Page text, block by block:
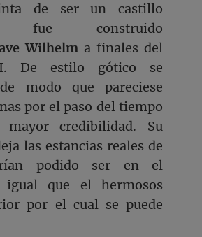
de ser un castillo
fue construido
Wilhelm a finales del
De estilo gótico se
modo que pareciese
por el paso del tiempo
mayor credibilidad. Su
las estancias reales de
podido ser en el
igual que el hermosos
por el cual se puede